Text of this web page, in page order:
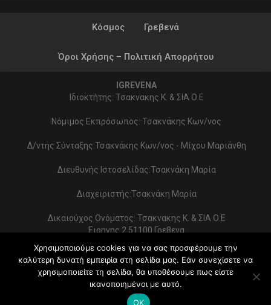
Κόσμος Γρεβενά
Όροι Χρήσης – Πολιτική Απορρήτου
IGREVENA
Ιδιοκτήτης: Τσακνακης Κ. & ΣΙΑ Ο.Ε
Νόμιμος Εκπρόσωπος: Τσακνάκης Κων/νος
Δ/ντης Σύνταξης:Τσακνάκης Κων/νος - Μίχου Μαριάνθη
Διευθυνής Ιστοσελίδας:Τσακνάκη Μαρία
Διαχειριστής:Τσακνάκη Μαρία
Δικαιούχος Ονόματος: Τσακνακης Κ. & ΣΙΑ Ο.Ε
Ειρηνης 2 51100 Γρεβενα
Στοιχεία επικοινωνίας:
2462022086 - typoekdotikh@gmail.com
Κατασκευή Ιστοσελίδας:
PrimeWebify
© 2026 - iGrevena. All Rights Reserved.
Χρησιμοποιούμε cookies για να σας προσφέρουμε την
καλύτερη δυνατή εμπειρία στη σελίδα μας. Εάν συνεχίσετε να
χρησιμοποιείτε τη σελίδα, θα υποθέσουμε πως είστε
ικανοποιημένοι με αυτό.
OK